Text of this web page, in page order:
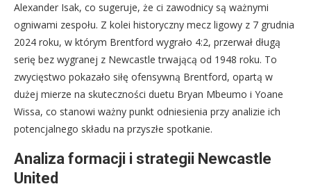
Alexander Isak, co sugeruje, że ci zawodnicy są ważnymi
ogniwami zespołu. Z kolei historyczny mecz ligowy z 7 grudnia
2024 roku, w którym Brentford wygrało 4:2, przerwał długą
serię bez wygranej z Newcastle trwającą od 1948 roku. To
zwycięstwo pokazało siłę ofensywną Brentford, opartą w
dużej mierze na skuteczności duetu Bryan Mbeumo i Yoane
Wissa, co stanowi ważny punkt odniesienia przy analizie ich
potencjalnego składu na przyszłe spotkanie.
Analiza formacji i strategii Newcastle
United